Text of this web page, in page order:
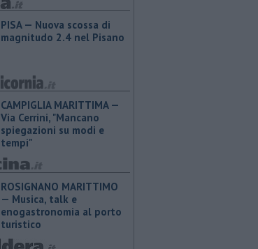
PISA — Nuova scossa di
magnitudo 2.4 nel Pisano
CAMPIGLIA MARITTIMA —
Via Cerrini, "Mancano
spiegazioni su modi e
tempi"
ROSIGNANO MARITTIMO
— Musica, talk e
enogastronomia al porto
turistico